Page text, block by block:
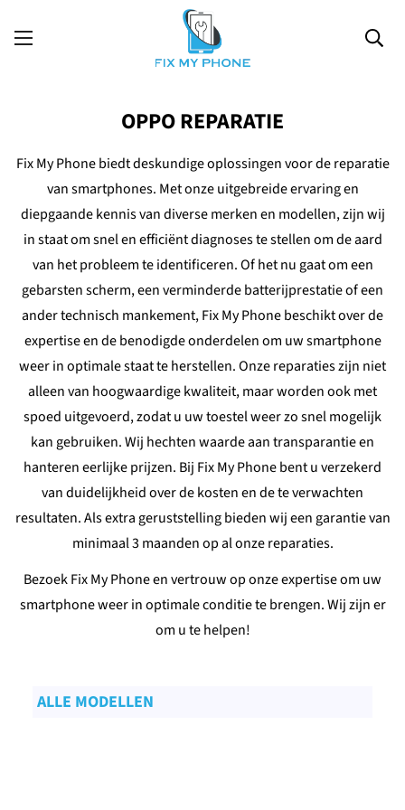
OPPO REPARATIE
Fix My Phone biedt deskundige oplossingen voor de reparatie
van smartphones. Met onze uitgebreide ervaring en
diepgaande kennis van diverse merken en modellen, zijn wij
in staat om snel en efficiënt diagnoses te stellen om de aard
van het probleem te identificeren. Of het nu gaat om een
gebarsten scherm, een verminderde batterijprestatie of een
ander technisch mankement, Fix My Phone beschikt over de
expertise en de benodigde onderdelen om uw smartphone
weer in optimale staat te herstellen. Onze reparaties zijn niet
alleen van hoogwaardige kwaliteit, maar worden ook met
spoed uitgevoerd, zodat u uw toestel weer zo snel mogelijk
kan gebruiken. Wij hechten waarde aan transparantie en
hanteren eerlijke prijzen. Bij Fix My Phone bent u verzekerd
van duidelijkheid over de kosten en de te verwachten
resultaten. Als extra geruststelling bieden wij een garantie van
minimaal 3 maanden op al onze reparaties.
Bezoek Fix My Phone en vertrouw op onze expertise om uw
smartphone weer in optimale conditie te brengen. Wij zijn er
om u te helpen!
ALLE MODELLEN